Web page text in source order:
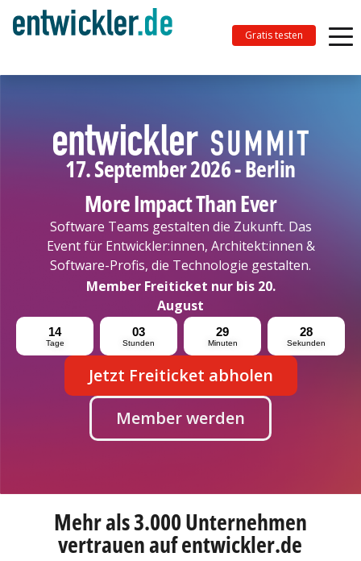
Gratis testen
17. September 2026 - Berlin
More Impact Than Ever
Software Teams gestalten die Zukunft. Das
Event für Entwickler:innen, Architekt:innen &
Software-Profis, die Technologie gestalten.
Member Freiticket nur bis 20.
August
14
Tage
03
Stunden
29
Minuten
26
Sekunden
Jetzt Freiticket abholen
Member werden
Mehr als 3.000 Unternehmen
vertrauen auf entwickler.de